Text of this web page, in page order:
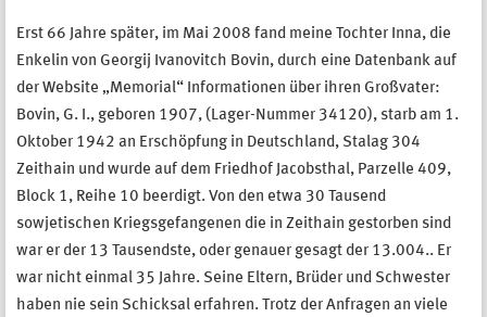
Erst 66 Jahre später, im Mai 2008 fand meine Tochter Inna, die
Enkelin von Georgij Ivanovitch Bovin, durch eine Datenbank auf
der Website „Memorial“ Informationen über ihren Großvater:
Bovin, G. I., geboren 1907, (Lager-Nummer 34120), starb am 1.
Oktober 1942 an Erschöpfung in Deutschland, Stalag 304
Zeithain und wurde auf dem Friedhof Jacobsthal, Parzelle 409,
Block 1, Reihe 10 beerdigt. Von den etwa 30 Tausend
sowjetischen Kriegsgefangenen die in Zeithain gestorben sind
war er der 13 Tausendste, oder genauer gesagt der 13.004.. Er
war nicht einmal 35 Jahre. Seine Eltern, Brüder und Schwester
haben nie sein Schicksal erfahren. Trotz der Anfragen an viele